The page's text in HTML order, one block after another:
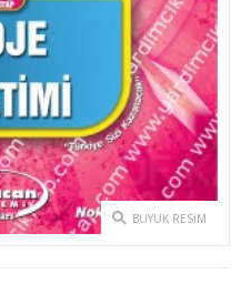
BUYUK RESIM